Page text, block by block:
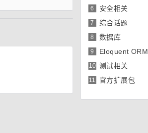
6 安全相关
7 综合话题
8 数据库
9 Eloquent ORM
10 测试相关
11 官方扩展包